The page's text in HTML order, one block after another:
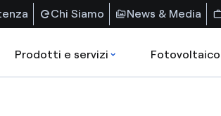
Chi Siamo News & Media
Prodotti e servizi Fotovoltaico